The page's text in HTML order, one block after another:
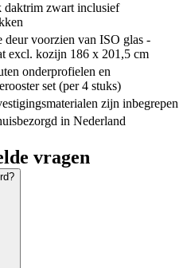
daktrim zwart inclusief
deur voorzien van ISO glas -
excl. kozijn 186 x 201,5 cm
onderprofielen en
set (per 4 stuks)
zijn inbegrepen
in Nederland
vragen